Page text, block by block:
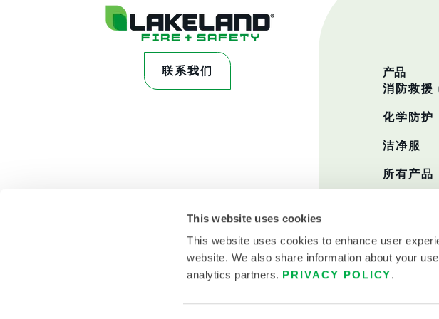
This website uses cookies
This website uses cookies to enhance user
website. We also share information about your
analytics partners. PRIVACY POLICY.
联系我们 产品
消防救援
化学防护
洁净服
所有产品
© 2026雷克兰 。保留所有权利。